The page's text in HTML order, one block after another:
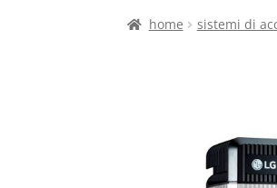
Home Cart Checkout
home sistemi di